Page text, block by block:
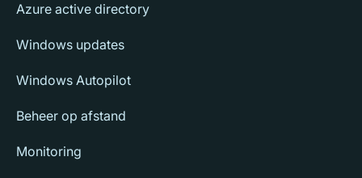
Azure active directory
Windows updates
Windows Autopilot
Beheer op afstand
Monitoring